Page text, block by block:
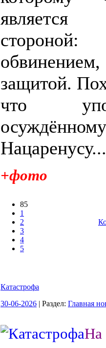
является
защитой.
что
Нацаренусу...
+фото
85
1
2
3
4
5
Катастрофа
30-06-2026 | Раздел: Главная